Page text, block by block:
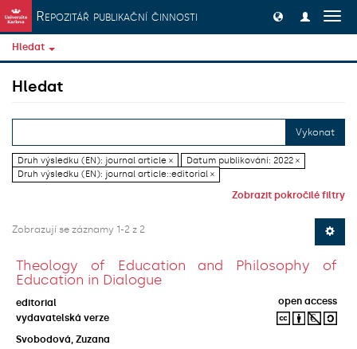
Přeskočit na obsah
Repozitář publikační činnosti
Hledat
Hledat
Vykonat
Druh výsledku (EN): journal article ×
Datum publikování: 2022 ×
Druh výsledku (EN): journal article::editorial ×
Zobrazit pokročilé filtry
Zobrazují se záznamy 1-2 z 2
Theology of Education and Philosophy of
Education in Dialogue
editorial
open access
vydavatelská verze
Svobodová, Zuzana